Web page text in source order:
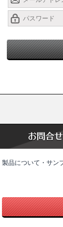
製品について・サン